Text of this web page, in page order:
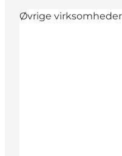
Planlæg ferien
Transport
Øvrige virksomheder